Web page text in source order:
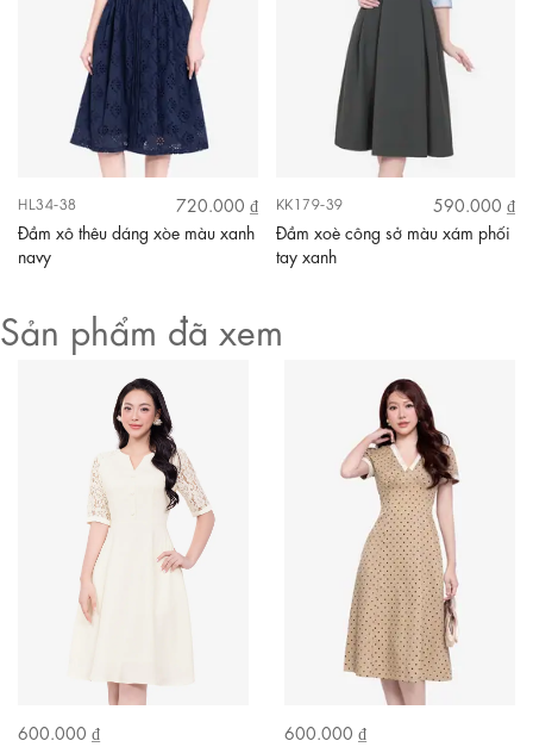
HL34-38
720.000 ₫
Đầm xô thêu dáng xòe màu xanh
navy
KK179-39
590.000 ₫
Đầm xoè công sở màu xám phối
tay xanh
Sản phẩm đã xem
600.000 ₫
600.000 ₫